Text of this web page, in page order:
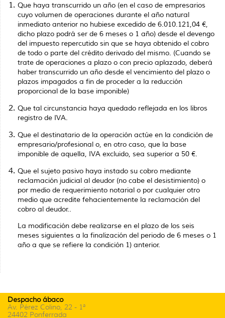
Que haya transcurrido un año (en el caso de empresarios
cuyo volumen de operaciones durante el año natural
inmediato anterior no hubiese excedido de 6.010.121,04 €,
dicho plazo podrá ser de 6 meses o 1 año) desde el devengo
del impuesto repercutido sin que se haya obtenido el cobro
de todo o parte del crédito derivado del mismo. (Cuando se
trate de operaciones a plazo o con precio aplazado, deberá
haber transcurrido un año desde el vencimiento del plazo o
plazos impagados a fin de proceder a la reducción
proporcional de la base imponible)
Que tal circunstancia haya quedado reflejada en los libros
registro de IVA.
Que el destinatario de la operación actúe en la condición de
empresario/profesional o, en otro caso, que la base
imponible de aquella, IVA excluido, sea superior a 50 €.
Que el sujeto pasivo haya instado su cobro mediante
reclamación judicial al deudor (no cabe el desistimiento) o
por medio de requerimiento notarial o por cualquier otro
medio que acredite fehacientemente la reclamación del
cobro al deudor..
La modificación debe realizarse en el plazo de los seis
meses siguientes a la finalización del periodo de 6 meses o 1
año a que se refiere la condición 1) anterior.
Despacho ábaco
Av. Pérez Colino, 22 - 1ª
24402 Ponferrada